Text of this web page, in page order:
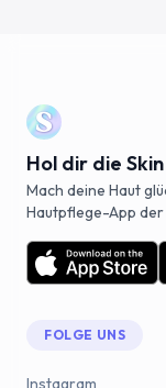
Hol dir die Skin
Mach deine Haut
Hautpflege-App der
FOLGE UNS
Instagram